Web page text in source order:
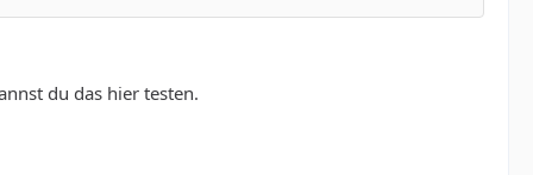
du das hier testen.